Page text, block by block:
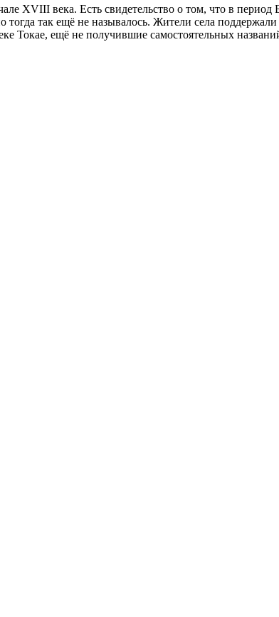
XVIII века. Есть свидетельство о том, что в период
так ещё не называлось. Жители села
Токае, ещё не получившие самостоятельных